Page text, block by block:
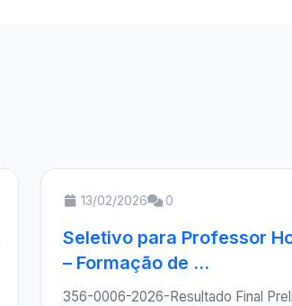
13/02/2026 0
Seletivo para Professor
– Formação de ...
356-0006-2026-Resultado Final